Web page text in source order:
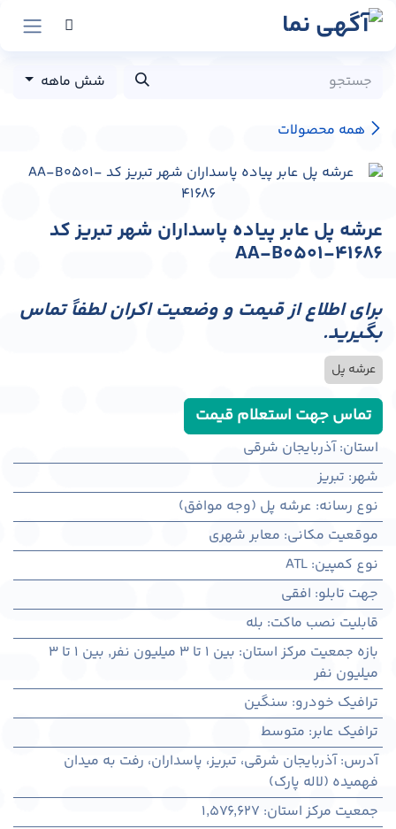
پرش به محتوا
همه محصولات
شش ماهه
عرشه پل عابر پیاده پاسداران شهر تبریز کد
AA-B0501-41686
برای اطلاع از قیمت و وضعیت اکران لطفاً تماس
بگیرید.
عرشه پل
تماس جهت استعلام قیمت
استان:آذربایجان شرقی
شهر: تبريز
نوع رسانه: عرشه پل (وجه موافق)
موقعیت مکانی: معابر شهری
نوع کمپین:
ATL
جهت تابلو: افقی
قابلیت نصب ماکت: بله
بازه جمعیت مرکز استان: بین ۱ تا ۳ میلیون نفر ,
بین ۱ تا ۳
میلیون نفر
ترافیک خودرو: سنگین
ترافیک عابر: متوسط
آدرس:آذربايجان شرقی، تبريز، پاسداران، رفت به میدان
فهمیده (لاله پارک)
جمعیت مرکز استان:
1,576,627